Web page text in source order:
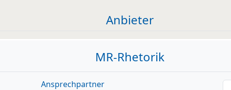
Anbieter
MR-Rhetorik
Ansprechpartner